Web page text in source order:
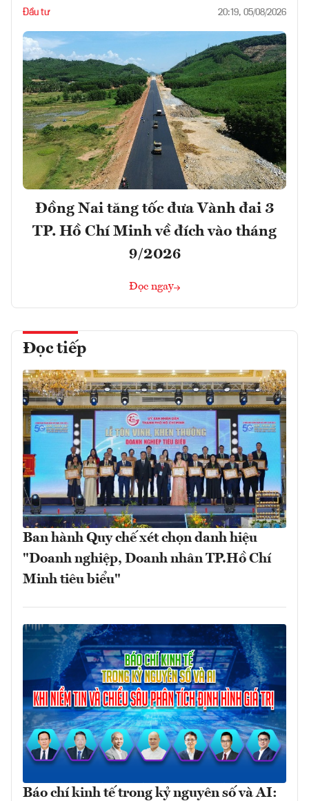
Đầu tư 20:19, 05/08/2026
Đồng Nai tăng tốc đưa Vành đai 3
TP. Hồ Chí Minh về đích vào tháng
9/2026
Đọc ngay
Đọc tiếp
Ban hành Quy chế xét chọn danh hiệu
"Doanh nghiệp, Doanh nhân TP.Hồ Chí
Minh tiêu biểu"
Báo chí kinh tế trong kỷ nguyên số và AI: